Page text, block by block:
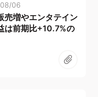
06
売増やエンタテイン
は前期比+10.7%の